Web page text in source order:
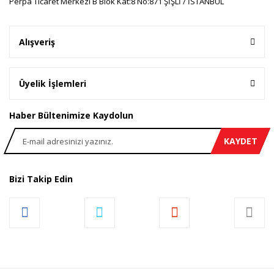
Alışveriş
Üyelik İşlemleri
Haber Bültenimize Kaydolun
KAYDET
Bizi Takip Edin